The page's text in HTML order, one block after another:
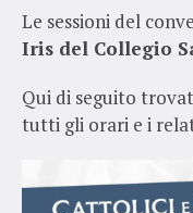
Le sessioni del
Iris del Collegio
Qui di seguito
tutti gli orari e i